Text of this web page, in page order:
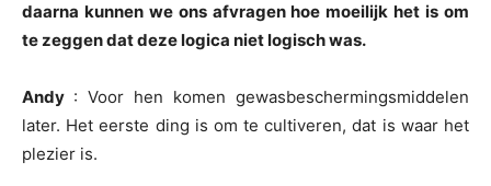
daarna kunnen we ons afvragen hoe moeilijk het is om
te zeggen dat deze logica niet logisch was.
Andy : Voor hen komen gewasbeschermingsmiddelen
later. Het eerste ding is om te cultiveren, dat is waar het
plezier is.